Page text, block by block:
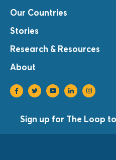
Our Countries
Stories
Research & Resources
About
Sign up for The Loop